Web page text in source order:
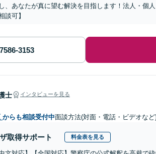
、あなたが真に望む解決を目指します！法人・個
談可】
士 インタビューを見る
からも相談受付中面談方法(対面・電話・ビデオな
取得サポート 料金表を見る